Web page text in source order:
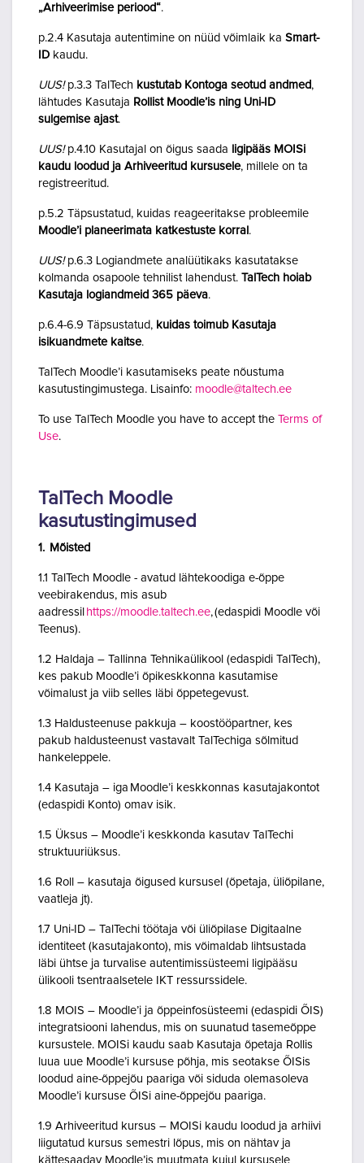
„Arhiveerimise periood“.
p.2.4 Kasutaja autentimine on nüüd võimlaik ka Smart-
ID kaudu.
UUS!p.3.3 TalTech kustutab Kontoga seotud andmed,
lähtudes Kasutaja Rollist Moodle’is ning Uni-ID
sulgemise ajast.
UUS!p.4.10 Kasutajal on õigus saada ligipääs MOISi
kaudu loodud ja Arhiveeritud kursusele, millele on ta
registreeritud.
p.5.2 Täpsustatud, kuidas reageeritakse probleemile
Moodle’i planeerimata katkestuste korral .
UUS!p.6.3 Logiandmete analüütikaks kasutatakse
kolmanda osapoole tehnilist lahendust. TalTech hoiab
Kasutaja logiandmeid 365 päeva.
p.6.4-6.9 Täpsustatud, kuidas toimub Kasutaja
isikuandmete kaitse.
TalTech Moodle’i kasutamiseks peate nõustuma
kasutustingimustega. Lisainfo: moodle@taltech.ee
To use TalTech Moodle you have to accept the Terms of
Use.
TalTech Moodle
kasutustingimused
1. Mõisted
1.1 TalTech Moodle - avatud lähtekoodiga e-õppe
veebirakendus, mis asub
aadressil https://moodle.taltech.ee, (edaspidi Moodle või
Teenus).
1.2 Haldaja – Tallinna Tehnikaülikool (edaspidi TalTech),
kes pakub Moodle’i õpikeskkonna kasutamise
võimalust ja viib selles läbi õppetegevust.
1.3 Haldusteenuse pakkuja – koostööpartner, kes
pakub haldusteenust vastavalt TalTechiga sõlmitud
hankeleppele.
1.4 Kasutaja – iga Moodle’i keskkonnas kasutajakontot
(edaspidi Konto) omav isik.
1.5 Üksus – Moodle’i keskkonda kasutav TalTechi
struktuuriüksus.
1.6 Roll – kasutaja õigused kursusel (õpetaja, üliõpilane,
vaatleja jt).
1.7 Uni-ID – TalTechi töötaja või üliõpilase Digitaalne
identiteet (kasutajakonto), mis võimaldab lihtsustada
läbi ühtse ja turvalise autentimissüsteemi ligipääsu
ülikooli tsentraalsetele IKT ressurssidele.
1.8 MOIS – Moodle’i ja õppeinfosüsteemi (edaspidi ÕIS)
integratsiooni lahendus, mis on suunatud tasemeõppe
kursustele. MOISi kaudu saab Kasutaja õpetaja Rollis
luua uue Moodle’i kursuse põhja, mis seotakse ÕISis
loodud aine-õppejõu paariga või siduda olemasoleva
Moodle’i kursuse ÕISi aine-õppejõu paariga.
1.9 Arhiveeritud kursus – MOISi kaudu loodud ja arhiivi
liigutatud kursus semestri lõpus, mis on nähtav ja
kättesaadav Moodle’is muutmata kujul kursusele